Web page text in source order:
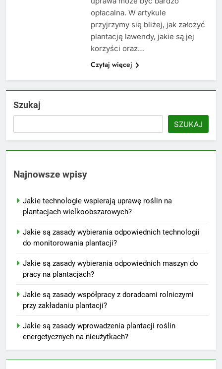
opłacalna. W artykule
przyjrzymy się bliżej, jak założyć
plantację lawendy, jakie są jej
korzyści oraz…
Czytaj więcej
Szukaj
SZUKAJ
Najnowsze wpisy
Jakie technologie wspierają uprawę roślin na
plantacjach wielkoobszarowych?
Jakie są zasady wybierania odpowiednich technologii
do monitorowania plantacji?
Jakie są zasady wybierania odpowiednich maszyn do
pracy na plantacjach?
Jakie są zasady współpracy z doradcami rolniczymi
przy zakładaniu plantacji?
Jakie są zasady wprowadzenia plantacji roślin
energetycznych na nieużytkach?